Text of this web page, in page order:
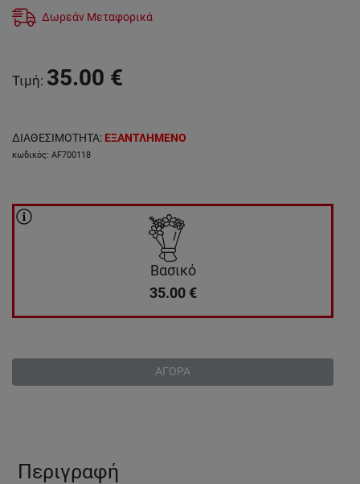
Δωρεάν Μεταφορικά
Τιμή: 35.00 €
ΔΙΑΘΕΣΙΜΟΤΗΤΑ: ΕΞΑΝΤΛΗΜΕΝΟ
κωδικός: AF700118
Βασικό
35.00 €
ΑΓΟΡΑ
Περιγραφή